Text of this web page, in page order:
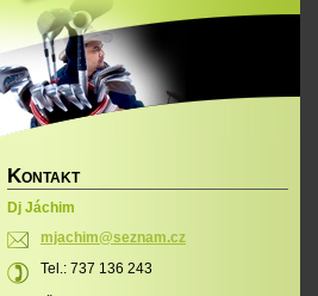
KONTAKT
Dj Jáchim
mjachim@seznam.cz
Tel.: 737 136 243